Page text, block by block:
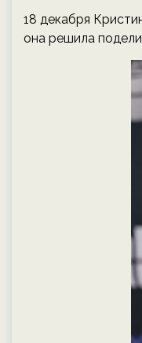
18 декабря
она решила